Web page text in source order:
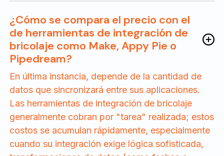
¿Cómo se compara el precio con el
de herramientas de integración de
bricolaje como Make, Appy Pie o
Pipedream?
En última instancia, depende de la cantidad de
datos que sincronizará entre sus aplicaciones.
Las herramientas de integración de bricolaje
generalmente cobran por "tarea" realizada; estos
costos se acumulan rápidamente, especialmente
cuando su integración exige lógica sofisticada,